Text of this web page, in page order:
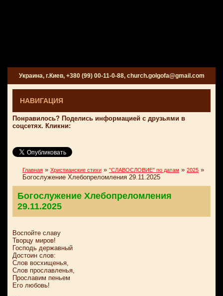
Украина, г.Киев, +380 (99) 00-11-0-88, church.golgofa@gmail.com
НАВИГАЦИЯ
Понравилось? Поделись информацией с друзьями в
соцсетях. Кликни:
Главная » Христианские стихи » "СЛАВОСЛОВИЕ" по датам » 2025 »
Богослужение Хлебопреломления 29.11.2025
Богослужение Хлебопреломления
29.11.2025
Воспойте славу
Творцу миров!
Господь державный
Достоин слов:
Слов восхищенья,
Слов прославленья,
Прославим пеньем
Его любовь!